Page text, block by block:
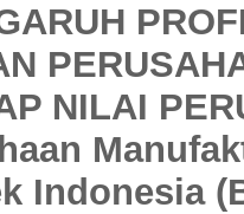
NILAI
Indonesia